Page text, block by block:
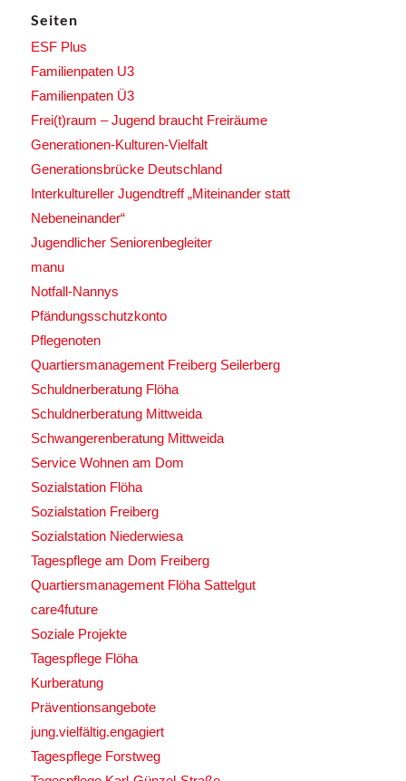
Seiten
ESF Plus
Familienpaten U3
Familienpaten Ü3
Frei(t)raum – Jugend braucht Freiräume
Generationen-Kulturen-Vielfalt
Generationsbrücke Deutschland
Interkultureller Jugendtreff „Miteinander statt
Nebeneinander“
Jugendlicher Seniorenbegleiter
manu
Notfall-Nannys
Pfändungsschutzkonto
Pflegenoten
Quartiersmanagement Freiberg Seilerberg
Schuldnerberatung Flöha
Schuldnerberatung Mittweida
Schwangerenberatung Mittweida
Service Wohnen am Dom
Sozialstation Flöha
Sozialstation Freiberg
Sozialstation Niederwiesa
Tagespflege am Dom Freiberg
Quartiersmanagement Flöha Sattelgut
care4future
Soziale Projekte
Tagespflege Flöha
Kurberatung
Präventionsangebote
jung.vielfältig.engagiert
Tagespflege Forstweg